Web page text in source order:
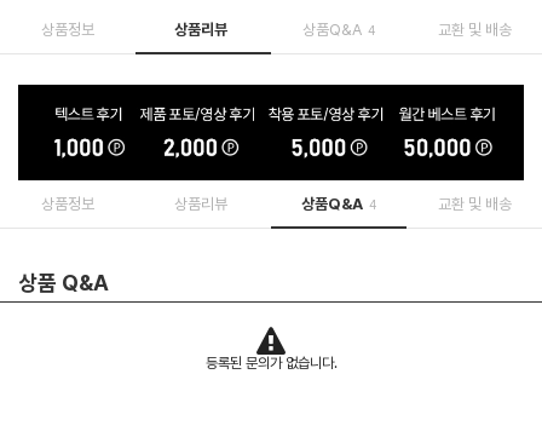
상품정보 상품리뷰 상품Q&A 4 교환 및 배송
상품정보 상품리뷰 상품Q&A 4 교환 및 배송
상품 Q&A
등록된 문의가 없습니다.